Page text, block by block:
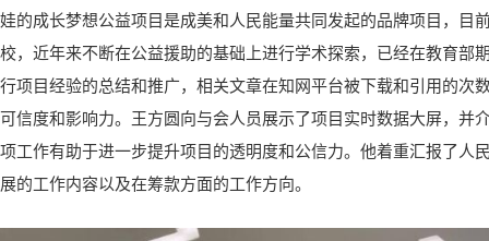
娃的成长梦想公益项目是成美和人民能量共同发起的品牌项目，目
校，近年来不断在公益援助的基础上进行学术探索，已经在教育部
行项目经验的总结和推广，相关文章在知网平台被下载和引用的次
可信度和影响力。王方圆向与会人员展示了项目实时数据大屏，并
项工作有助于进一步提升项目的透明度和公信力。他着重汇报了人
展的工作内容以及在筹款方面的工作方向。